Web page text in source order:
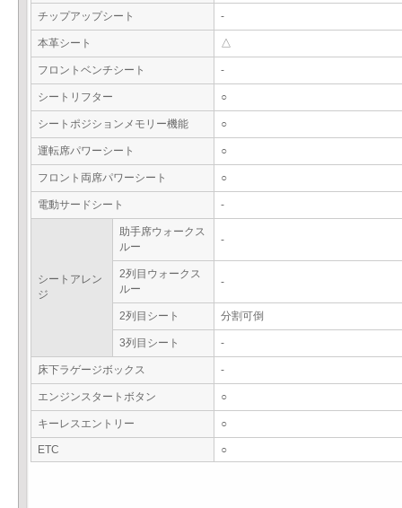
チップアップシート -
本革シート △
フロントベンチシート -
シートリフター ○
シートポジションメモリー機能 ○
運転席パワーシート ○
フロント両席パワーシート ○
電動サードシート -
シートアレン
ジ
助手席ウォークス
ルー
-
2列目ウォークス
ルー
-
2列目シート 分割可倒
3列目シート -
床下ラゲージボックス -
エンジンスタートボタン ○
キーレスエントリー ○
ETC ○